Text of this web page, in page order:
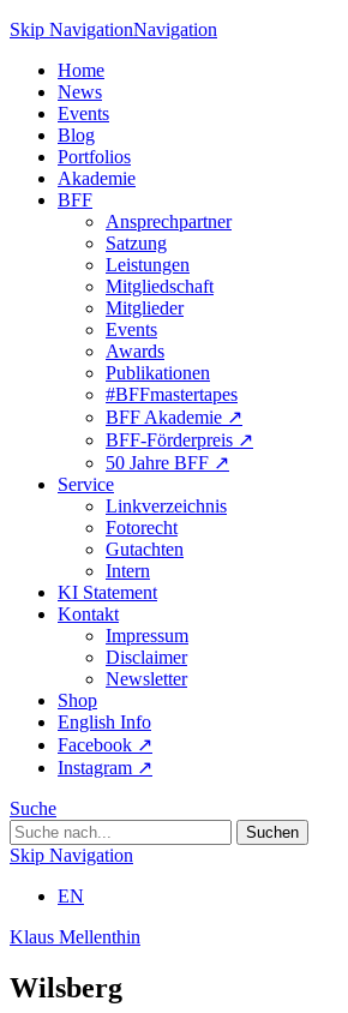
Skip NavigationNavigation
Home
News
Events
Blog
Portfolios
Akademie
BFF
Ansprechpartner
Satzung
Leistungen
Mitgliedschaft
Mitglieder
Events
Awards
Publikationen
#BFFmastertapes
BFF Akademie ↗︎
BFF-Förderpreis ↗︎
50 Jahre BFF ↗︎
Service
Linkverzeichnis
Fotorecht
Gutachten
Intern
KI Statement
Kontakt
Impressum
Disclaimer
Newsletter
Shop
English Info
Facebook ↗︎
Instagram ↗︎
Suche
Skip Navigation
EN
Klaus Mellenthin
Wilsberg